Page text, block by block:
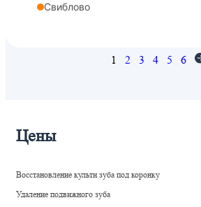
Свиблово
1 2 3 4 5 6
Цены
Восстановление культи зуба под коронку
Удаление подвижного зуба